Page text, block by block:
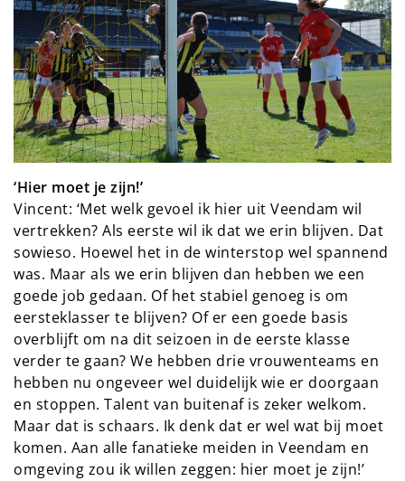
‘Hier moet je zijn!’
Vincent: ‘Met welk gevoel ik hier uit Veendam wil
vertrekken? Als eerste wil ik dat we erin blijven. Dat
sowieso. Hoewel het in de winterstop wel spannend
was. Maar als we erin blijven dan hebben we een
goede job gedaan. Of het stabiel genoeg is om
eersteklasser te blijven? Of er een goede basis
overblijft om na dit seizoen in de eerste klasse
verder te gaan? We hebben drie vrouwenteams en
hebben nu ongeveer wel duidelijk wie er doorgaan
en stoppen. Talent van buitenaf is zeker welkom.
Maar dat is schaars. Ik denk dat er wel wat bij moet
komen. Aan alle fanatieke meiden in Veendam en
omgeving zou ik willen zeggen: hier moet je zijn!’